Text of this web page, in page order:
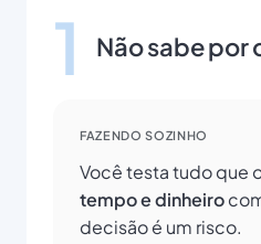
1 Não sabe por
FAZENDO SOZINHO
Você testa tudo que
tempo e dinheiro
decisão é um risco.